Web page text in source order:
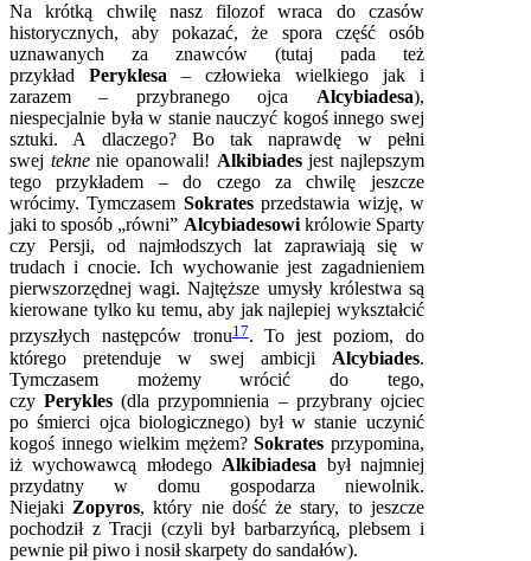
Na krótką chwilę nasz filozof wraca do czasów
historycznych, aby pokazać, że spora część osób
uznawanych za znawców (tutaj pada też
przykład Peryklesa – człowieka wielkiego jak i
zarazem – przybranego ojca Alcybiadesa),
niespecjalnie była w stanie nauczyć kogoś innego swej
sztuki. A dlaczego? Bo tak naprawdę w pełni
swej teknenie opanowali! Alkibiadesjest najlepszym
tego przykładem – do czego za chwilę jeszcze
wrócimy. Tymczasem Sokratesprzedstawia wizję, w
jaki to sposób „równi” Alcybiadesowi królowie Sparty
czy Persji, od najmłodszych lat zaprawiają się w
trudach i cnocie. Ich wychowanie jest zagadnieniem
pierwszorzędnej wagi. Najtęższe umysły królestwa są
kierowane tylko ku temu, aby jak najlepiej wykształcić
przyszłych następców tronu17. To jest poziom, do
którego pretenduje w swej ambicji Alcybiades.
Tymczasem możemy wrócić do tego,
czyPerykles(dla przypomnienia – przybrany ojciec
po śmierci ojca biologicznego) był w stanie uczynić
kogoś innego wielkim mężem?Sokrates przypomina,
iż wychowawcą młodego Alkibiadesa był najmniej
przydatny w domu gospodarza niewolnik.
Niejaki Zopyros, który nie dość że stary, to jeszcze
pochodził z Tracji (czyli był barbarzyńcą, plebsem i
pewnie pił piwo i nosił skarpety do sandałów).